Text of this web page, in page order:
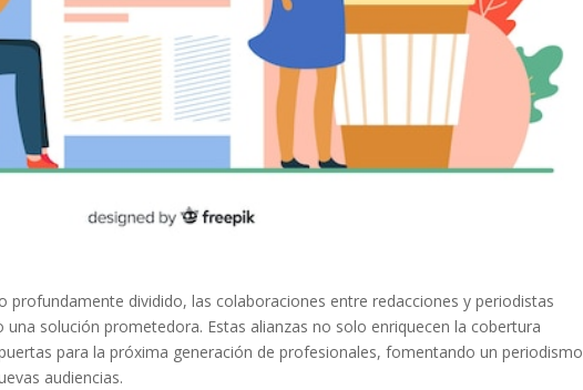
profundamente dividido, las colaboraciones entre redacciones y periodistas
solución prometedora. Estas alianzas no solo enriquecen la cobertura
para la próxima generación de profesionales, fomentando un periodismo
audiencias.